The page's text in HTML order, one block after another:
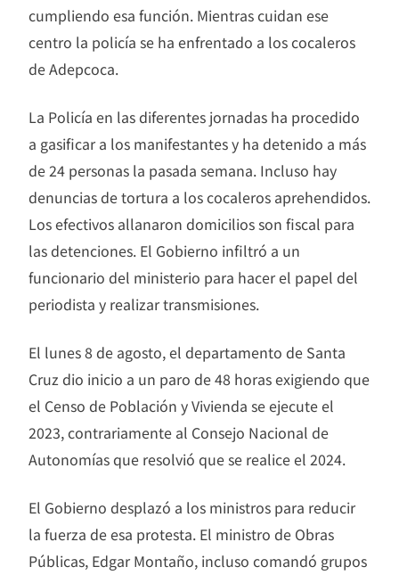
cumpliendo esa función. Mientras cuidan ese
centro la policía se ha enfrentado a los cocaleros
de Adepcoca.
La Policía en las diferentes jornadas ha procedido
a gasificar a los manifestantes y ha detenido a más
de 24 personas la pasada semana. Incluso hay
denuncias de tortura a los cocaleros aprehendidos.
Los efectivos allanaron domicilios son fiscal para
las detenciones. El Gobierno infiltró a un
funcionario del ministerio para hacer el papel del
periodista y realizar transmisiones.
El lunes 8 de agosto, el departamento de Santa
Cruz dio inicio a un paro de 48 horas exigiendo que
el Censo de Población y Vivienda se ejecute el
2023, contrariamente al Consejo Nacional de
Autonomías que resolvió que se realice el 2024.
El Gobierno desplazó a los ministros para reducir
la fuerza de esa protesta. El ministro de Obras
Públicas, Edgar Montaño, incluso comandó grupos